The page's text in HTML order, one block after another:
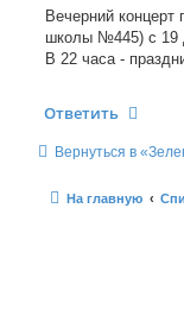
Вечерний концерт
школы №445) с 19
В 22 часа -
Ответить
Вернуться в
На главную